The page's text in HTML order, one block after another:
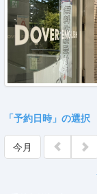
「予約日時」の選択
今月